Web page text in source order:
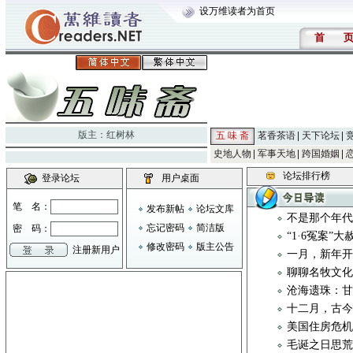
设万维读者为首页
首 页
版主： 红树林 五 味 斋 茗香茶语 天下论坛
史地人物
军事天地 跨国婚姻
登录论坛
笔 名：
密 码：
注册新用户
用户桌面
发布新帖
论坛文库
忘记密码
简洁版
修改密码
版主公告
论坛排行榜
不是那个年
“1·6冤案”大
一月，新年
聊聊名牧文
沧海遗珠：
十二月，古
美国住房危
毛诞之日思